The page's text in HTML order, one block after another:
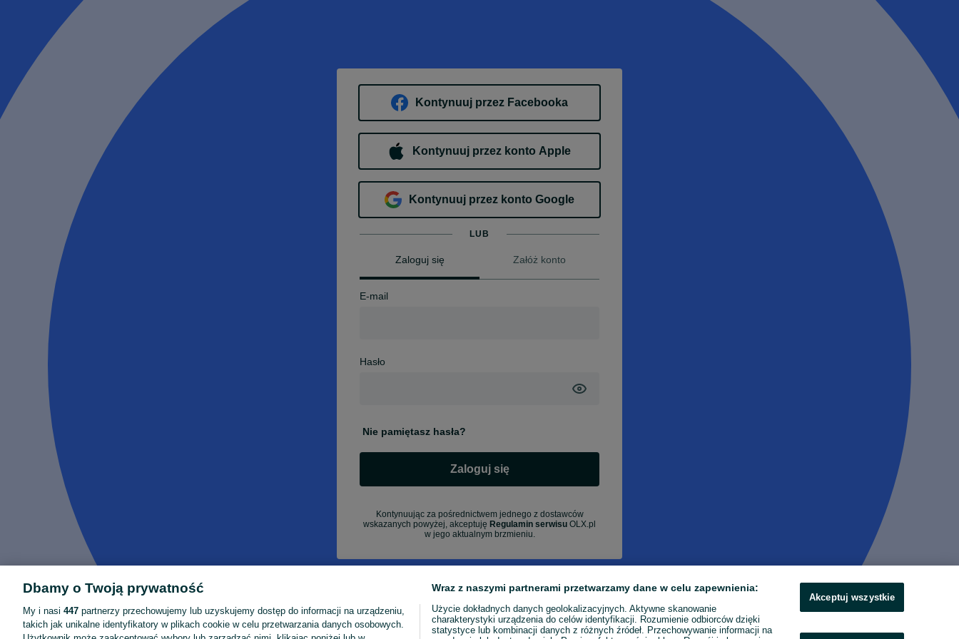
Kontynuuj przez Facebooka
Kontynuuj przez konto Apple
Kontynuuj przez konto Google
LUB
Zaloguj się Załóż konto
E-mail
Hasło
Nie pamiętasz hasła?
Zaloguj się
Kontynuując za pośrednictwem jednego z dostawców
wskazanych powyżej, akceptuję Regulamin serwisu OLX.pl
w jego aktualnym brzmieniu.
Dbamy o Twoją prywatność
My i nasi 447 partnerzy przechowujemy lub uzyskujemy dostęp do informacji na urządzeniu,
takich jak unikalne identyfikatory w plikach cookie w celu przetwarzania danych osobowych.
Wraz z naszymi partnerami przetwarzamy dane w celu zapewnienia:
Użycie dokładnych danych geolokalizacyjnych. Aktywne skanowanie
charakterystyki urządzenia do celów identyfikacji. Rozumienie odbiorców dzięki
statystyce lub kombinacji danych z różnych źródeł. Przechowywanie informacji na
Akceptuj wszystkie